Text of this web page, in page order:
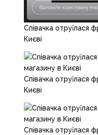
Співачка отруїлася
Києві
Співачка отруїлася
Києві
Співачка отруїлася